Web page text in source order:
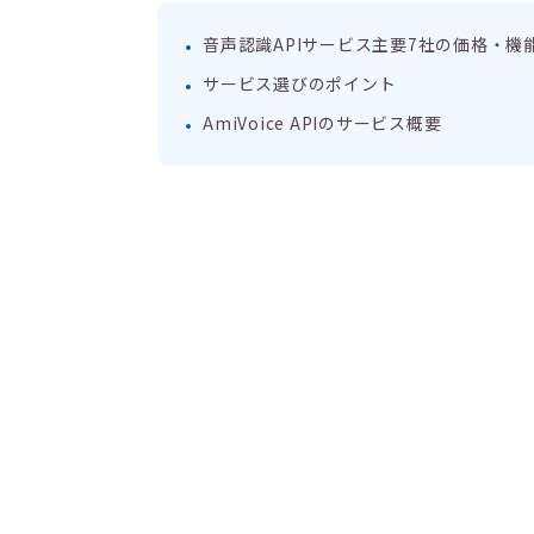
音声認識APIサービス主要7社の価格・機
サービス選びのポイント
AmiVoice APIのサービス概要